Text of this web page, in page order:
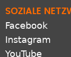
SOZIALE
Facebook
Instagram
YouTube